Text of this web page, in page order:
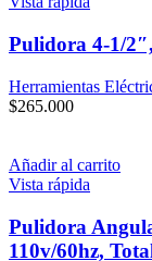
Pulidora 4-1/
Herramientas
$265.000
Añadir al carrito
Vista rápida
Pulidora
110v/60hz,